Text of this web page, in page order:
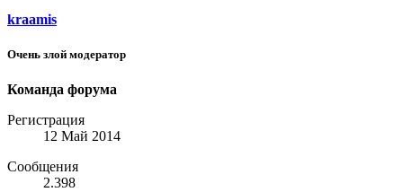
kraamis
Очень злой модератор
Команда форума
Регистрация
12 Май 2014
Сообщения
2.398